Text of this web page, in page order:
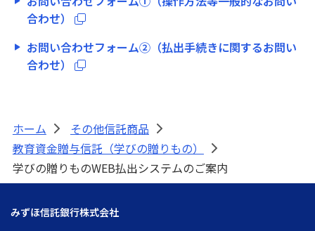
合わせ）
お問い合わせフォーム②（払出手続きに関するお問い
合わせ）
ホーム > その他信託商品
>
教育資金贈与信託（学びの贈りもの）
>
学びの贈りものWEB払出システムのご案内
みずほ信託銀行株式会社